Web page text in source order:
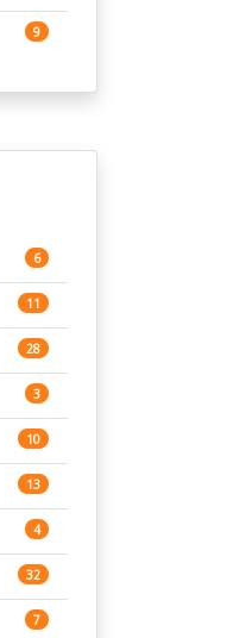
9
10
9
148
943
3
169
7
4
6
11
28
3
10
13
4
32
7